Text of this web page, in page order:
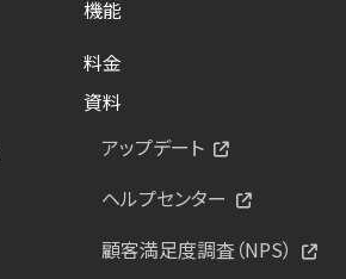
機能
料金
資料
アップデート
ヘルプセンター
顧客満足度調査（NPS）